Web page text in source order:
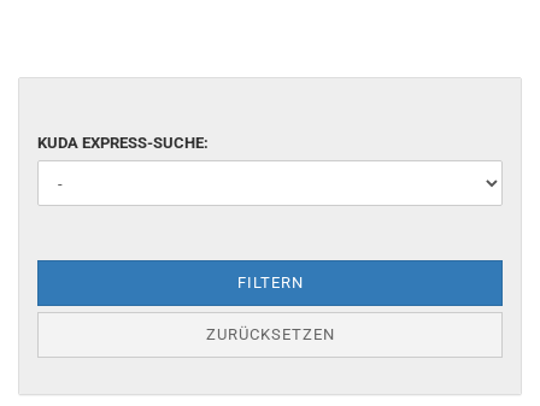
KUDA EXPRESS-SUCHE:
FILTERN
ZURÜCKSETZEN